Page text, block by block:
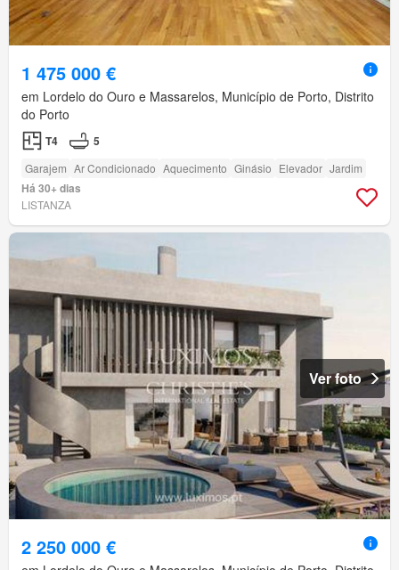
1 475 000 €
em Lordelo do Ouro e Massarelos, Município de Porto, Distrito
do Porto
T4 5
Garajem Ar Condicionado Aquecimento Ginásio Elevador Jardim
Há 30+ dias
LISTANZA
Ver foto
2 250 000 €